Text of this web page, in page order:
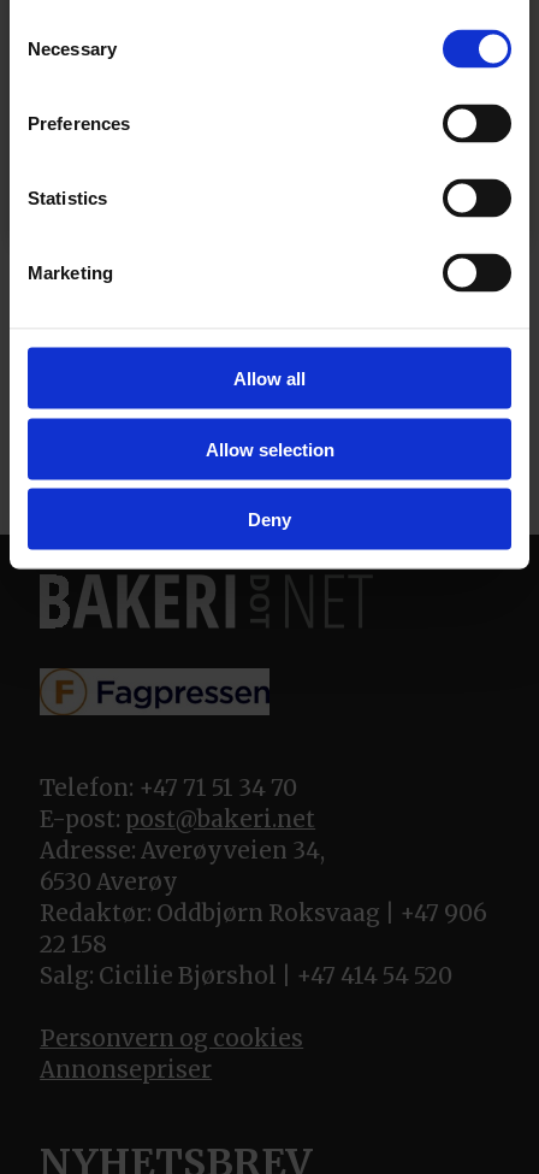
Selection
Necessary
Preferences
Statistics
Marketing
Allow all
Allow selection
Deny
NYHETER
Telefon: +47 71 51 34 70
E-post: post@bakeri.net
Adresse: Averøyveien 34,
6530 Averøy
Redaktør: Oddbjørn Roksvaag | +47 906
22 158
Salg: Cicilie Bjørshol | +47 414 54 520
Personvern og cookies
Annonsepriser
NYHETSBREV